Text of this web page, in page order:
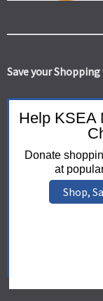
Save your
Help KSEA
Donate
at
Shop,